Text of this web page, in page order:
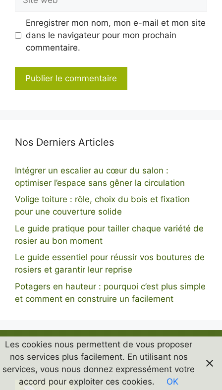
web
Enregistrer mon nom, mon e-mail et mon site
dans le navigateur pour mon prochain
commentaire.
Nos Derniers Articles
Intégrer un escalier au cœur du salon :
optimiser l’espace sans gêner la circulation
Volige toiture : rôle, choix du bois et fixation
pour une couverture solide
Le guide pratique pour tailler chaque variété de
rosier au bon moment
Le guide essentiel pour réussir vos boutures de
rosiers et garantir leur reprise
Potagers en hauteur : pourquoi c’est plus simple
et comment en construire un facilement
Les cookies nous permettent de vous proposer
nos services plus facilement. En utilisant nos
services, vous nous donnez expressément votre
accord pour exploiter ces cookies.
OK